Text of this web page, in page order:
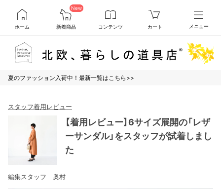
ホーム
New
新着商品 コンテンツ カート メニュー
夏のファッション入荷中！最新一覧はこちら>>
スタッフ着用レビュー
【着用レビュー】6サイズ展開の「レザ
ーサンダル」をスタッフが試着しまし
た
編集スタッフ 奥村